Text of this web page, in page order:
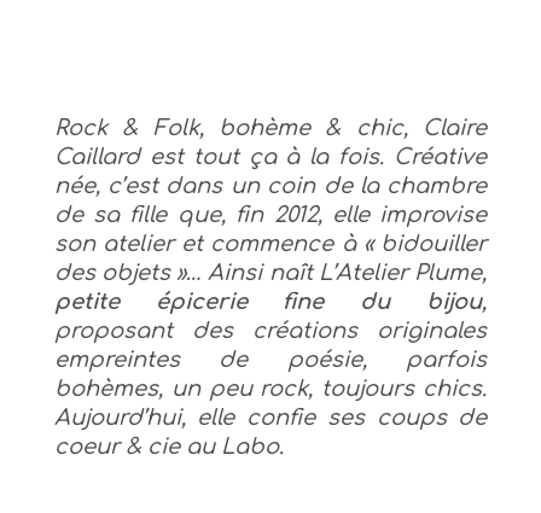
Rock & Folk, bohème & chic, Claire
Caillard est tout ça à la fois. Créative
née, c’est dans un coin de la chambre
de sa fille que, fin 2012, elle improvise
son atelier et commence à « bidouiller
des objets »… Ainsi naît L’Atelier Plume,
petite épicerie fine du bijou,
proposant des créations originales
empreintes de poésie, parfois
bohèmes, un peu rock, toujours chics.
Aujourd’hui, elle confie ses coups de
coeur & cie au Labo.